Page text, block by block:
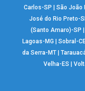
Carlos-SP | São João
José do Rio Preto-
(Santo Amaro)-SP |
Lagoas-MG |Sobral-
da Serra-MT|
Velha-ES |